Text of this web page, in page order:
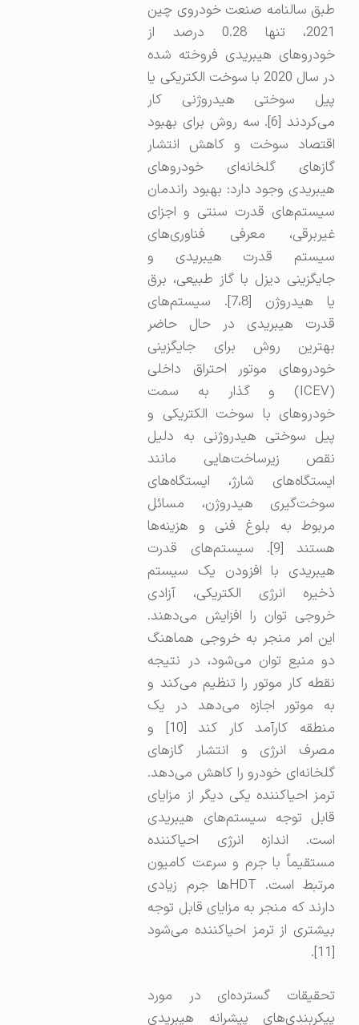
طبق سالنامه صنعت خودروی چین
2021، تنها 0.28 درصد از
خودروهای هیبریدی فروخته شده
در سال 2020 با سوخت الکتریکی یا
پیل سوختی هیدروژنی کار
می‌کردند [6]. سه روش برای بهبود
اقتصاد سوخت و کاهش انتشار
گازهای گلخانه‌ای خودروهای
هیبریدی وجود دارد: بهبود راندمان
سیستم‌های قدرت سنتی و اجزای
غیربرقی، معرفی فناوری‌های
سیستم قدرت هیبریدی و
جایگزینی دیزل با گاز طبیعی، برق
یا هیدروژن [7،8]. سیستم‌های
قدرت هیبریدی در حال حاضر
بهترین روش برای جایگزینی
خودروهای موتور احتراق داخلی
(ICEV) و گذار به سمت
خودروهای با سوخت الکتریکی و
پیل سوختی هیدروژنی به دلیل
نقص زیرساخت‌هایی مانند
ایستگاه‌های شارژ، ایستگاه‌های
سوخت‌گیری هیدروژن، مسائل
مربوط به بلوغ فنی و هزینه‌ها
هستند [9]. سیستم‌های قدرت
هیبریدی با افزودن یک سیستم
ذخیره انرژی الکتریکی، آزادی
خروجی توان را افزایش می‌دهند.
این امر منجر به خروجی هماهنگ
دو منبع توان می‌شود، در نتیجه
نقطه کار موتور را تنظیم می‌کند و
به موتور اجازه می‌دهد در یک
منطقه کارآمد کار کند [10] و
مصرف انرژی و انتشار گازهای
گلخانه‌ای خودرو را کاهش می‌دهد.
ترمز احیاکننده یکی دیگر از مزایای
قابل توجه سیستم‌های هیبریدی
است. اندازه انرژی احیاکننده
مستقیماً با جرم و سرعت کامیون
مرتبط است. HDTها جرم زیادی
دارند که منجر به مزایای قابل توجه
بیشتری از ترمز احیاکننده می‌شود
تحقیقات گسترده‌ای در مورد
پیکربندی‌های پیشرانه هیبریدی